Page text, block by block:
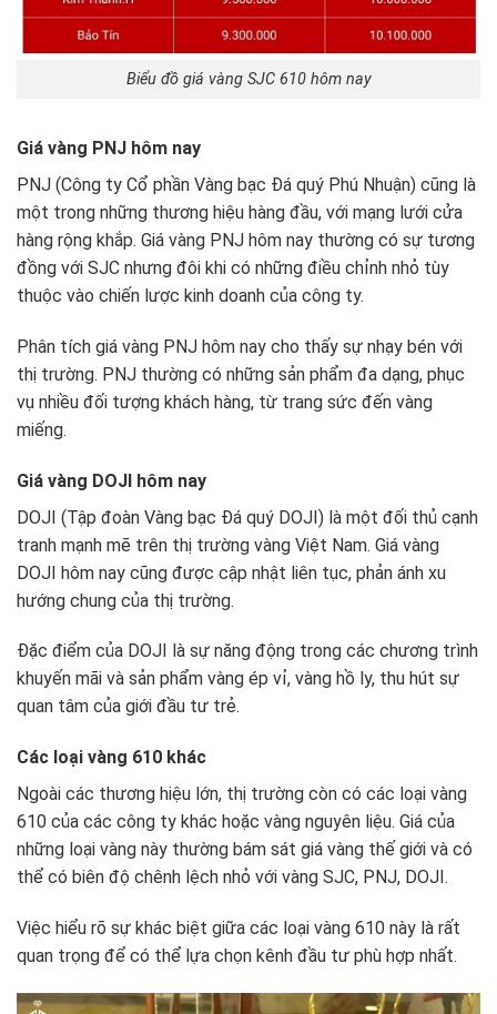
Biểu đồ giá vàng SJC 610 hôm nay
Giá vàng PNJ hôm nay
PNJ (Công ty Cổ phần Vàng bạc Đá quý Phú Nhuận) cũng là
một trong những thương hiệu hàng đầu, với mạng lưới cửa
hàng rộng khắp. Giá vàng PNJ hôm nay thường có sự tương
đồng với SJC nhưng đôi khi có những điều chỉnh nhỏ tùy
thuộc vào chiến lược kinh doanh của công ty.
Phân tích giá vàng PNJ hôm nay cho thấy sự nhạy bén với
thị trường. PNJ thường có những sản phẩm đa dạng, phục
vụ nhiều đối tượng khách hàng, từ trang sức đến vàng
miếng.
Giá vàng DOJI hôm nay
DOJI (Tập đoàn Vàng bạc Đá quý DOJI) là một đối thủ cạnh
tranh mạnh mẽ trên thị trường vàng Việt Nam. Giá vàng
DOJI hôm nay cũng được cập nhật liên tục, phản ánh xu
hướng chung của thị trường.
Đặc điểm của DOJI là sự năng động trong các chương trình
khuyến mãi và sản phẩm vàng ép vỉ, vàng hồ ly, thu hút sự
quan tâm của giới đầu tư trẻ.
Các loại vàng 610 khác
Ngoài các thương hiệu lớn, thị trường còn có các loại vàng
610 của các công ty khác hoặc vàng nguyên liệu. Giá của
những loại vàng này thường bám sát giá vàng thế giới và có
thể có biên độ chênh lệch nhỏ với vàng SJC, PNJ, DOJI.
Việc hiểu rõ sự khác biệt giữa các loại vàng 610 này là rất
quan trọng để có thể lựa chọn kênh đầu tư phù hợp nhất.